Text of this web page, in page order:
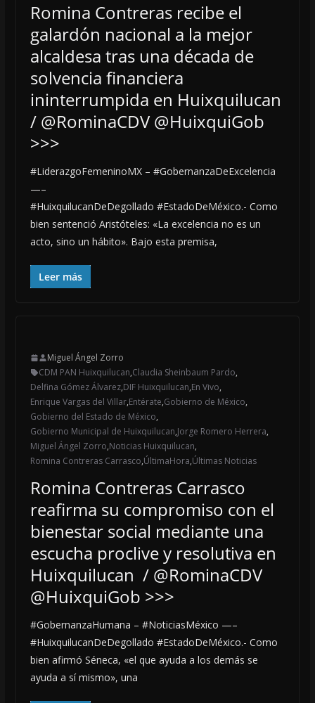
Romina Contreras recibe el
galardón nacional a la mejor
alcaldesa tras una década de
solvencia financiera
ininterrumpida en Huixquilucan
/ @RominaCDV @HuixquiGob
>>>
#LiderazgoFemeninoMX – #GobernanzaDeExcelencia
—–
#HuixquilucanDeDegollado #EstadoDeMéxico.- Como
bien sentenció Aristóteles: «La excelencia no es un
acto, sino un hábito». Bajo esta premisa,
Leer más
Miguel Ángel Zorro
CDM PAN Huixquilucan,Claudia Sheinbaum Pardo,
Delfina Gómez Álvarez,DIF Huixquilucan,En Vivo,
Enrique Vargas del Villar,Entérate,Gobierno de México,
Gobierno del Estado de México,
Gobierno Municipal de Huixquilucan,Jorge Romero Herrera,
Miguel Ángel Zorro,Noticias Huixquilucan,
Romina Contreras Carrasco,ÚltimaHora,Últimas Noticias
Romina Contreras Carrasco
reafirma su compromiso con el
bienestar social mediante una
escucha proclive y resolutiva en
Huixquilucan / @RominaCDV
@HuixquiGob >>>
#GobernanzaHumana – #NoticiasMéxico —–
#HuixquilucanDeDegollado #EstadoDeMéxico.- Como
bien afirmó Séneca, «el que ayuda a los demás se
ayuda a sí mismo», una